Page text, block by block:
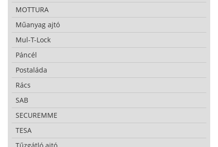
MOTTURA
Műanyag ajtó
Mul-T-Lock
Páncél
Postaláda
Rács
SAB
SECUREMME
TESA